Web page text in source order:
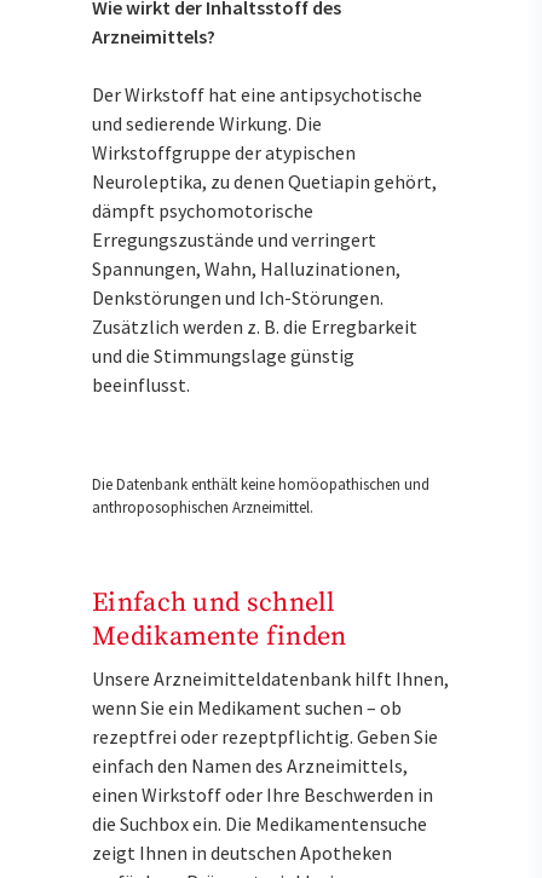
Wie wirkt der Inhaltsstoff des
Arzneimittels?
Der Wirkstoff hat eine antipsychotische
und sedierende Wirkung. Die
Wirkstoffgruppe der atypischen
Neuroleptika, zu denen Quetiapin gehört,
dämpft psychomotorische
Erregungszustände und verringert
Spannungen, Wahn, Halluzinationen,
Denkstörungen und Ich-Störungen.
Zusätzlich werden z. B. die Erregbarkeit
und die Stimmungslage günstig
beeinflusst.
Die Datenbank enthält keine homöopathischen und
anthroposophischen Arzneimittel.
Einfach und schnell
Medikamente finden
Unsere Arzneimitteldatenbank hilft Ihnen,
wenn Sie ein Medikament suchen – ob
rezeptfrei oder rezeptpflichtig. Geben Sie
einfach den Namen des Arzneimittels,
einen Wirkstoff oder Ihre Beschwerden in
die Suchbox ein. Die Medikamentensuche
zeigt Ihnen in deutschen Apotheken